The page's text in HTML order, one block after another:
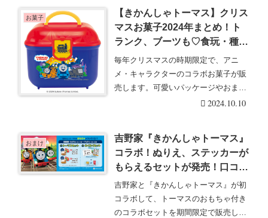
お菓子
【きかんしゃトーマス】クリス
マスお菓子2024年まとめ！ト
ランク、ブーツも♡食玩・種
類・取扱店はどこ？
毎年クリスマスの時期限定で、アニ
メ・キャラクターのコラボお菓子が販
売します。可愛いパッケージやおまけ
付きもラインナップ『・・・続きを読
2024.10.10
おまけ
吉野家『きかんしゃトーマス』
コラボ！ぬりえ、ステッカーが
もらえるセットが発売！口コミ
まとめ！
吉野家と『きかんしゃトーマス』が初
コラボして、トーマスのおもちゃ付き
のコラボセットを期間限定で販売して